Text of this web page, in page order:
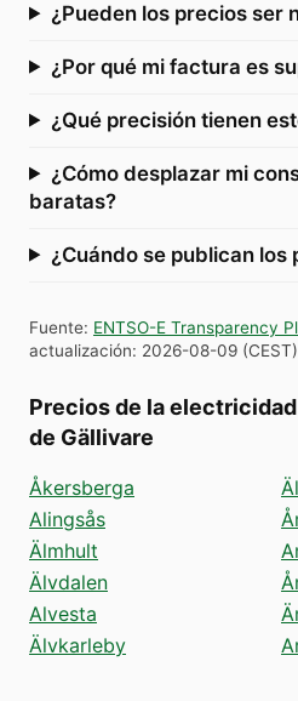
¿Pueden los precios ser
¿Por qué mi factura es
¿Qué precisión tienen
¿Cómo desplazar mi
baratas?
¿Cuándo se publican los
Fuente: ENTSO-E Transparency
actualización: 2026-08-09 (CEST
Precios de la
de Gällivare
Åkersberga
Alingsås
Älmhult
Älvdalen
Alvesta
Älvkarleby